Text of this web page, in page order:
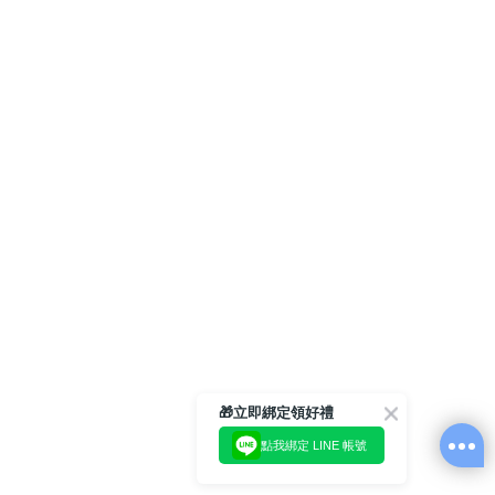
🎁立即綁定領好禮
點我綁定 LINE 帳號